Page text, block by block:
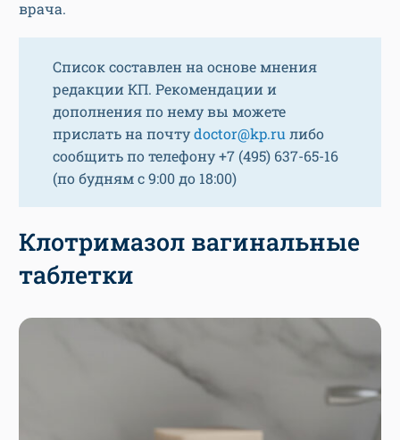
врача.
Список составлен на основе мнения
редакции КП. Рекомендации и
дополнения по нему вы можете
прислать на почтуdoctor@kp.ruлибо
сообщить по телефону +7 (495) 637-65-16
(по будням с 9:00 до 18:00)
Клотримазол вагинальные
таблетки